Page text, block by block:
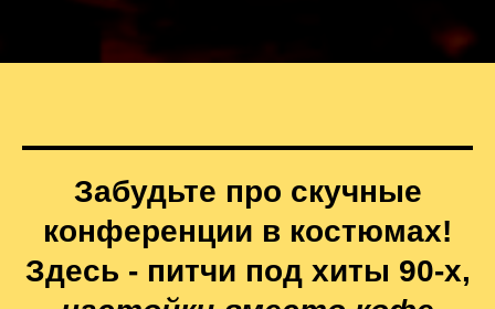
Забудьте про скучные
конференции в костюмах!
Здесь - питчи под хиты 90-х,